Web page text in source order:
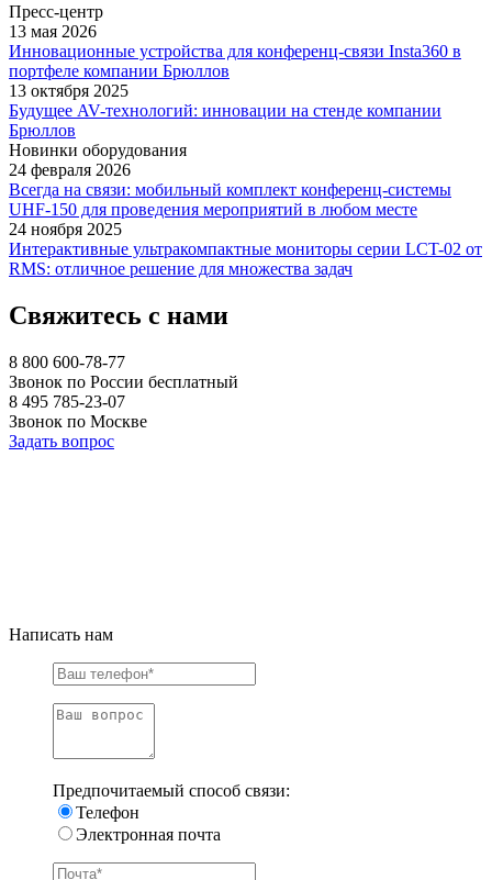
Пресс-центр
13 мая 2026
Инновационные устройства для конференц-связи Insta360 в
портфеле компании Брюллов
13 октября 2025
Будущее AV-технологий: инновации на стенде компании
Брюллов
Новинки оборудования
24 февраля 2026
Всегда на связи: мобильный комплект конференц-системы
UHF-150 для проведения мероприятий в любом месте
24 ноября 2025
Интерактивные ультракомпактные мониторы серии LCT-02 от
RMS: отличное решение для множества задач
Свяжитесь с нами
8 800 600-78-77
Звонок по России бесплатный
8 495 785-23-07
Звонок по Москве
Задать вопрос
Написать нам
Предпочитаемый способ связи:
Телефон
Электронная почта